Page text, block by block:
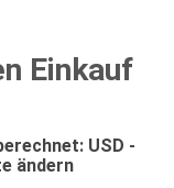
Einkauf
USD -
ändern